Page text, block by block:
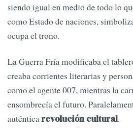
siendo igual en medio de todo lo
como Estado de naciones,
ocupa el trono.
La Guerra Fría modificaba el
creaba corrientes literarias y
como el agente 007, mientras la
ensombrecía el futuro.
auténticarevolución cultural.